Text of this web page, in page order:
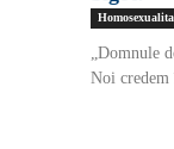
„Domnule
Noi credem